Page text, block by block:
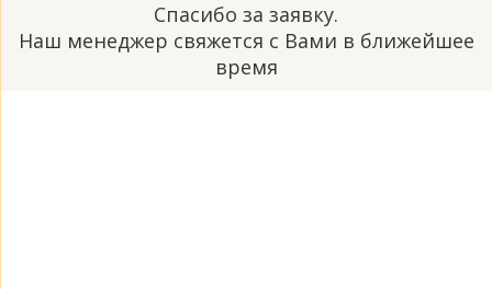
Спасибо за заявку.
Наш менеджер свяжется с Вами в ближейшее
время